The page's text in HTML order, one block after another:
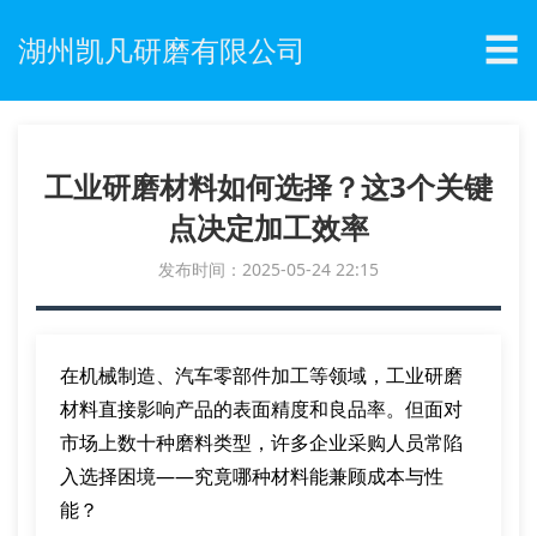
湖州凯凡研磨有限公司 ☰
工业研磨材料如何选择？这3个关键
点决定加工效率
发布时间：2025-05-24 22:15
在机械制造、汽车零部件加工等领域，工业研磨
材料直接影响产品的表面精度和良品率。但面对
市场上数十种磨料类型，许多企业采购人员常陷
入选择困境——究竟哪种材料能兼顾成本与性
能？